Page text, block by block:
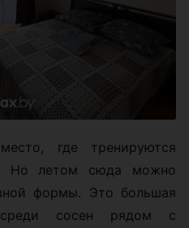
где тренируются
Но летом сюда можно
формы. Это большая
среди сосен рядом с